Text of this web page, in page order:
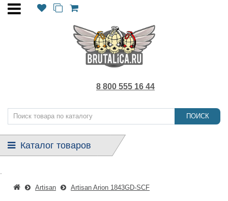
8 800 555 16 44
ПОИСК
Каталог товаров
Artisan Artisan Arion 1843GD-SCF